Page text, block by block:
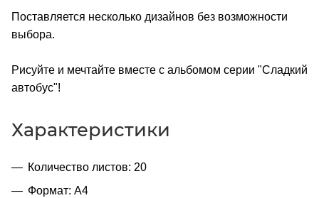
Поставляется несколько дизайнов без возможности
выбора.
Рисуйте и мечтайте вместе с альбомом серии "Сладкий
автобус"!
Характеристики
Количество листов: 20
Формат: А4